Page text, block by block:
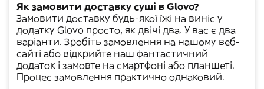
Як замовити доставку суші в Glovo?
Замовити доставку будь-якої їжі на виніс у
додатку Glovo просто, як двічі два. У вас є два
варіанти. Зробіть замовлення на нашому веб-
сайті або відкрийте наш фантастичний
додаток і замовте на смартфоні або планшеті.
Процес замовлення практично однаковий.